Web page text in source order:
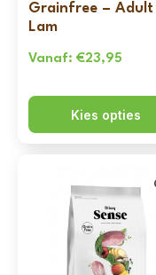
Grainfree – Adult
Lam
Vanaf: €23,95
Kies opties